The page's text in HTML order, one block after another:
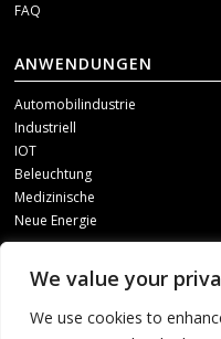
We value your
We use cookies to
FAQ
ANWENDUNGEN
Automobilindustrie
Industriell
IOT
Beleuchtung
Medizinische
Neue Energie
SOZIALE MEDIEN
Um unsere Updates zu